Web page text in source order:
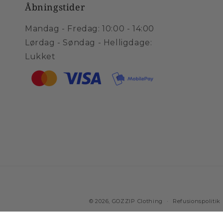
Åbningstider
Mandag - Fredag: 10:00 - 14:00
Lørdag - Søndag - Helligdage:
Lukket
© 2026, GOZZIP Clothing Refusionspolitik